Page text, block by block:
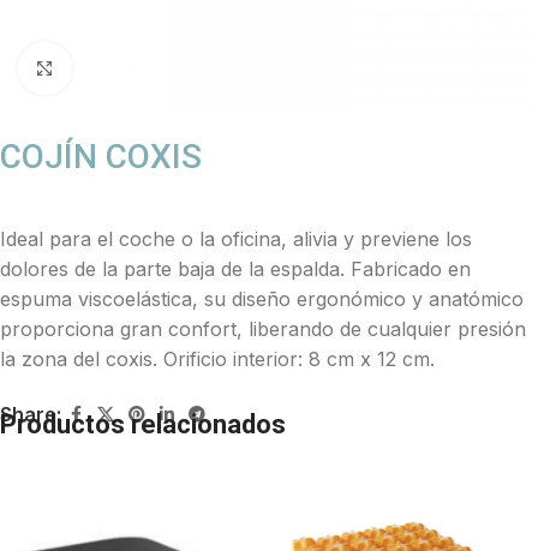
COJÍN COXIS
Ideal para el coche o la oficina, alivia y previene los
dolores de la parte baja de la espalda. Fabricado en
espuma viscoelástica, su diseño ergonómico y anatómico
proporciona gran confort, liberando de cualquier presión
la zona del coxis. Orificio interior: 8 cm x 12 cm.
Share:
Productos relacionados